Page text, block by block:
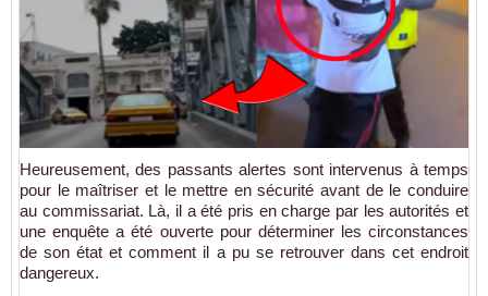
Heureusement, des passants alertes sont intervenus à temps
pour le maîtriser et le mettre en sécurité avant de le conduire
au commissariat. Là, il a été pris en charge par les autorités et
une enquête a été ouverte pour déterminer les circonstances
de son état et comment il a pu se retrouver dans cet endroit
dangereux.